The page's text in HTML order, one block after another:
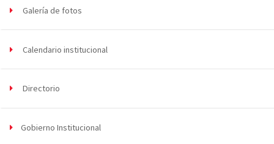
Galería de fotos
Calendario institucional
Directorio
Gobierno Institucional